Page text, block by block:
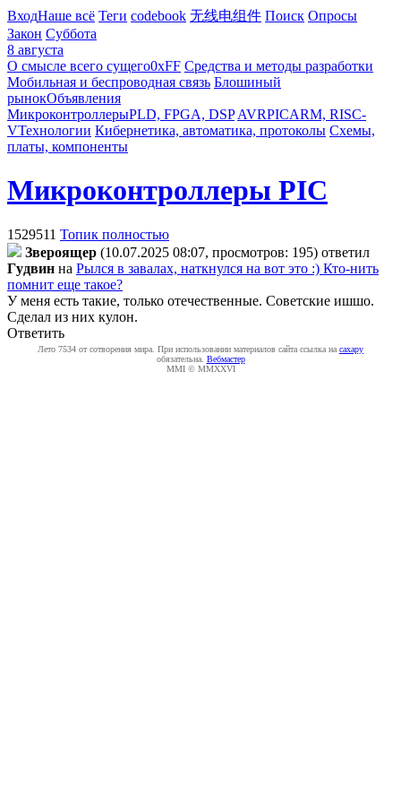
ВходНаше всё Теги codebook 无线电组件 Поиск Опросы
Закон Суббота
8 августа
О смысле всего сущего0xFF Средства и методы разработки
Мобильная и беспроводная связь Блошиный
рынокОбъявления
МикроконтроллерыPLD, FPGA, DSP AVRPICARM, RISC-
VТехнологии Кибернетика, автоматика, протоколы Схемы,
платы, компоненты
Микроконтроллеры PIC
1529511 Топик полностью
Звepoящep (10.07.2025 08:07, просмотров: 195) ответил
Гyдвин на Рылся в завалах, наткнулся на вот это :) Кто-нить
помнит еще такое?
У меня есть такие, только отечественные. Советские ишшо.
Сделал из них кулон.
Ответить
Лето 7534 от сотворения мира. При использовании материалов сайта ссылка на caxapу
обязательна. Вебмастер
MMI © MMXXVI